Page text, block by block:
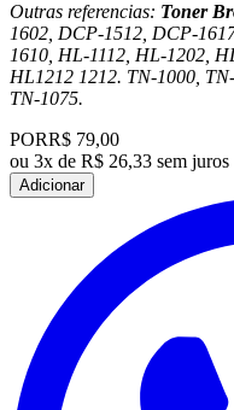
Outras referencias: Toner
1602, DCP-1512, DCP-
1610, HL-1112, HL-1202,
HL1212 1212. TN-1000,
TN-1075.
PORR$ 79,00
ou 3x de R$ 26,33 sem juros
Adicionar